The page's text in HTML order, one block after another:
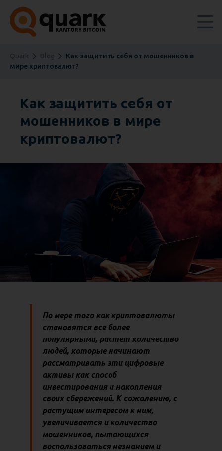
Как защитить себя от мошенников в
мире криптовалют?
Как защитить себя от
мошенников в мире
криптовалют?
По мере того как криптовалюты
становятся все более
популярными, растет количество
людей, которые начинают
рассматривать эти цифровые
активы как способ
инвестирования и накопления
своих сбережений. К сожалению, с
растущим интересом к ним,
увеличивается и количество
мошенников, пытающихся
воспользоваться незнанием и